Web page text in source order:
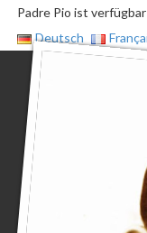
Padre Pio ist
Deutsch